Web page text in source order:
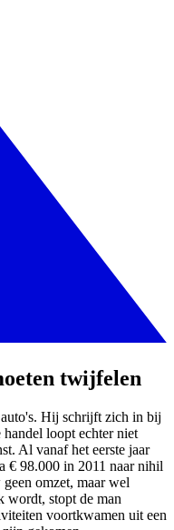
twijfelen
Hij schrijft zich in bij
loopt echter niet
Al vanaf het eerste jaar
€ 98.000 in 2011 naar nihil
omzet, maar wel
wordt, stopt de man
voortkwamen uit een